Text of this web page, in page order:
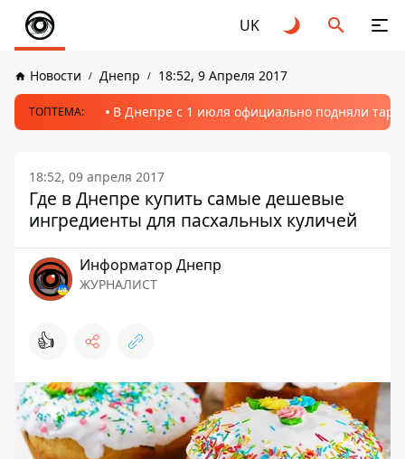
UK
Новости Днепр 18:52, 9 Апреля 2017
ТОПТЕМА: В Днепре с 1 июля официально подняли
18:52, 09 апреля 2017
Где в Днепре купить самые дешевые
ингредиенты для пасхальных куличей
Информатор Днепр
ЖУРНАЛИСТ
👍